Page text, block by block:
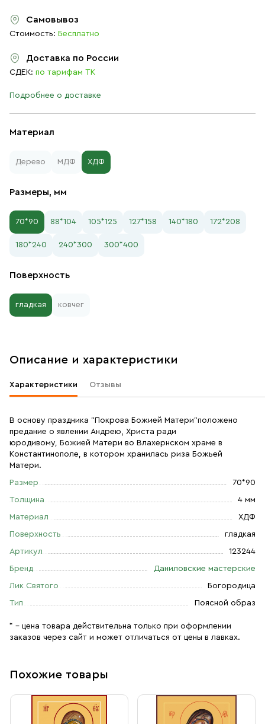
Материал
Дерево МДФ ХДФ
Размеры, мм
70*90 88*104 105*125 127*158 140*180 172*208
180*240 240*300 300*400
Поверхность
гладкая ковчег
Самовывоз
Стоимость: Бесплатно
Доставка по России
СДЕК: по тарифам ТК
Подробнее о доставке
Описание и характеристики
Характеристики Отзывы
В основу праздника "Покрова Божией Матери"положено
предание о явлении Андрею, Христа ради
юродивому, Божией Матери во Влахернском храме в
Константинополе, в котором хранилась риза Божьей
Матери.
Размер 70*90
Толщина 4 мм
Материал ХДФ
Поверхность гладкая
Артикул 123244
Бренд Даниловские мастерские
Лик Святого Богородица
Тип Поясной образ
* – цена товара действительна только при оформлении
заказов через сайт и может отличаться от цены в лавках.
Похожие товары